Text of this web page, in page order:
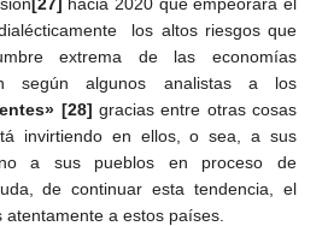
los altos riesgos que
extrema de las economías
según algunos analistas a los
[28] gracias entre otras cosas
invirtiendo en ellos, o sea, a sus
a sus pueblos en proceso de
de continuar esta tendencia, el
a estos países.